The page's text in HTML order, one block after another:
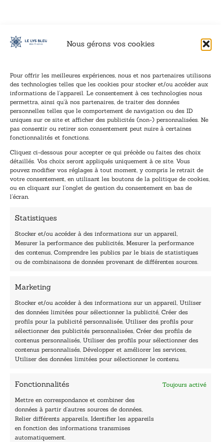
Nous gérons vos cookies
Pour offrir les meilleures expériences, nous et nos partenaires utilisons
des technologies telles que les cookies pour stocker et/ou accéder aux
informations de l’appareil. Le consentement à ces technologies nous
permettra, ainsi qu’à nos partenaires, de traiter des données
personnelles telles que le comportement de navigation ou des ID
uniques sur ce site et afficher des publicités (non-) personnalisées. Ne
pas consentir ou retirer son consentement peut nuire à certaines
fonctionnalités et fonctions.
Cliquez ci-dessous pour accepter ce qui précède ou faites des choix
détaillés. Vos choix seront appliqués uniquement à ce site. Vous
pouvez modifier vos réglages à tout moment, y compris le retrait de
votre consentement, en utilisant les boutons de la politique de cookies,
ou en cliquant sur l’onglet de gestion du consentement en bas de
l’écran.
Statistiques
Stocker et/ou accéder à des informations sur un appareil,
Mesurer la performance des publicités, Mesurer la performance
des contenus, Comprendre les publics par le biais de statistiques
ou de combinaisons de données provenant de différentes sources.
Marketing
Stocker et/ou accéder à des informations sur un appareil, Utiliser
des données limitées pour sélectionner la publicité, Créer des
profils pour la publicité personnalisée, Utiliser des profils pour
sélectionner des publicités personnalisées, Créer des profils de
contenus personnalisés, Utiliser des profils pour sélectionner des
contenus personnalisés, Développer et améliorer les services,
Utiliser des données limitées pour sélectionner le contenu.
Fonctionnalités Toujours activé
Mettre en correspondance et combiner des
données à partir d’autres sources de données,
Relier différents appareils, Identifier les appareils
en fonction des informations transmises
automatiquement.
Inscription à la newsletter
Inscrivez-vous à notre newsletter et recevez nos
dernières nouvelles.
m
a
i
l
*
a
i
l
E
m
a
i
l
*
TENEZ-MOI AU COURANT !
40, rue du Louvre 75001 Paris
Horaires du standard
De mardi à vendredi :
9h - 12h et 13h30 - 16h30
Lundi, samedi et dimanche : fermé
Navigation
Accueil
Les Plumes du Lys Bleu
Prix sciences humaines et sociales
Nos collections
Nos auteurs
Catalogue